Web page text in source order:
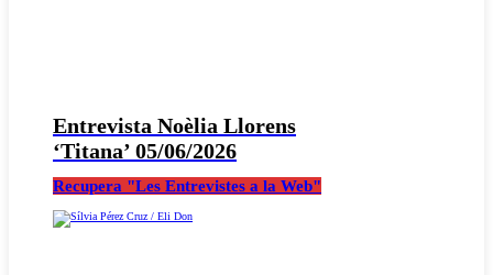
Entrevista Noèlia Llorens
‘Titana’ 05/06/2026
Recupera "Les Entrevistes a la Web"